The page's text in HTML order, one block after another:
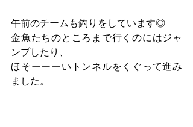
午前のチームも釣りをしています◎
金魚たちのところまで行くのにはジャ
ンプしたり、
ほそーーーいトンネルをくぐって進み
ました。